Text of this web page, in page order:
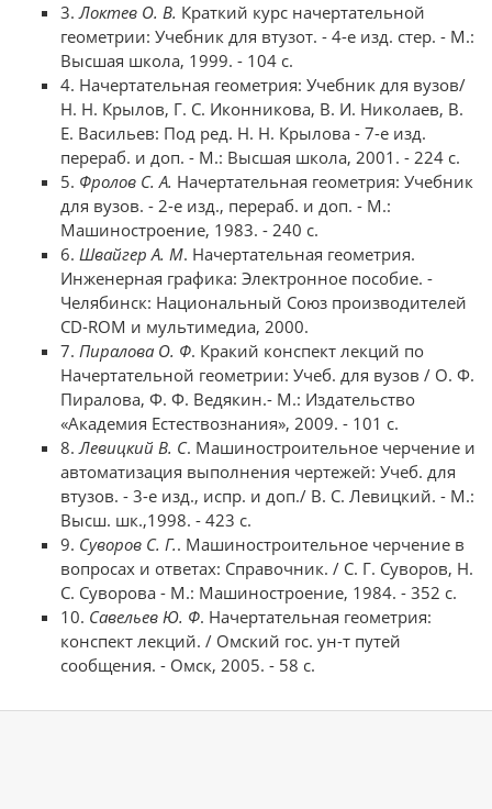
3.Локтев О. В. Краткий курс начертательной
геометрии: Учебник для втузот. - 4-е изд. стер. - М.:
Высшая школа, 1999. - 104 с.
4. Начертательная геометрия: Учебник для вузов/
Н. Н. Крылов, Г. С. Иконникова, В. И. Николаев, В.
Е. Васильев: Под ред. Н. Н. Крылова - 7-е изд.
перераб. и доп. - М.: Высшая школа, 2001. - 224 с.
5. Фролов С. А. Начертательная геометрия: Учебник
для вузов. - 2-е изд., перераб. и доп. - М.:
Машиностроение, 1983. - 240 с.
6. Швайгер А. М. Начертательная геометрия.
Инженерная графика: Электронное пособие. -
Челябинск: Национальный Союз производителей
CD-ROM и мультимедиа, 2000.
7. Пиралова О. Ф. Кракий конспект лекций по
Начертательной геометрии: Учеб. для вузов / О. Ф.
Пиралова, Ф. Ф. Ведякин.- М.: Издательство
«Академия Естествознания», 2009. - 101 с.
8.Левицкий В. С. Машиностроительное черчение и
автоматизация выполнения чертежей: Учеб. для
втузов. - 3-е изд., испр. и доп./ В. С. Левицкий. - М.:
Высш. шк.,1998. - 423 с.
9. Суворов С. Г.. Машиностроительное черчение в
вопросах и ответах: Справочник. / С. Г. Суворов, Н.
С. Суворова - М.: Машиностроение, 1984. - 352 с.
10. Савельев Ю. Ф. Начертательная геометрия:
конспект лекций. / Омский гос. ун-т путей
сообщения. - Омск, 2005. - 58 с.